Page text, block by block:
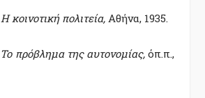
Η κοινοτική πολιτεία, Αθήνα, 1935.
Το πρόβλημα της αυτονομίας,όπ.π.,